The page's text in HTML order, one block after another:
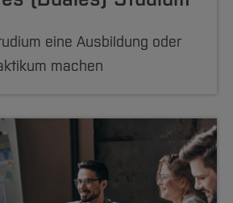
eine Ausbildung oder
machen